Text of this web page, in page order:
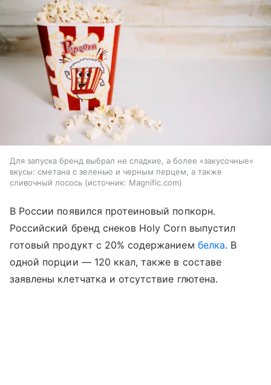
Для запуска бренд выбрал не сладкие, а более «закусочные»
вкусы: сметана с зеленью и черным перцем, а также
сливочный лосось
источник: Magnific.com
В России появился протеиновый попкорн.
Российский бренд снеков Holy Corn выпустил
готовый продукт с 20% содержанием белка. В
одной порции — 120 ккал, также в составе
заявлены клетчатка и отсутствие глютена.